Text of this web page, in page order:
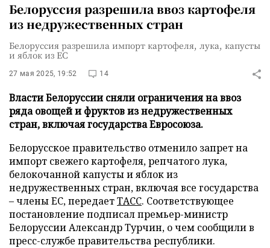
Белоруссия разрешила ввоз картофеля
из недружественных стран
Белоруссия разрешила импорт картофеля, лука, капусты
и яблок из ЕС
27 мая 2025, 19:52 14
Власти Белоруссии сняли ограничения на ввоз
ряда овощей и фруктов из недружественных
стран, включая государства Евросоюза.
Белорусское правительство отменило запрет на
импорт свежего картофеля, репчатого лука,
белокочанной капусты и яблок из
недружественных стран, включая все государства
– члены ЕС, передаетТАСС. Соответствующее
постановление подписал премьер-министр
Белоруссии Александр Турчин, о чем сообщили в
пресс-службе правительства республики.